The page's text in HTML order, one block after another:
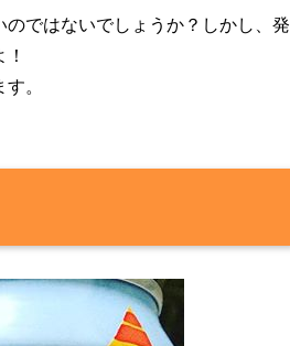
ではないでしょうか？しかし、発
。